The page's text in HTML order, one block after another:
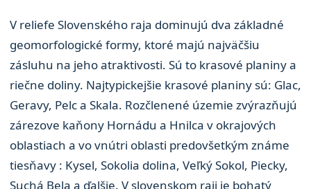
V reliefe Slovenského raja dominujú dva základné
geomorfologické formy, ktoré majú najväčšiu
zásluhu na jeho atraktivosti. Sú to krasové planiny a
riečne doliny. Najtypickejšie krasové planiny sú: Glac,
Geravy, Pelc a Skala. Rozčlenené územie zvýrazňujú
zárezove kaňony Hornádu a Hnilca v okrajových
oblastiach a vo vnútri oblasti predovšetkým známe
tiesňavy : Kysel, Sokolia dolina, Veľký Sokol, Piecky,
Suchá Bela a ďalšie. V slovenskom raji je bohatý